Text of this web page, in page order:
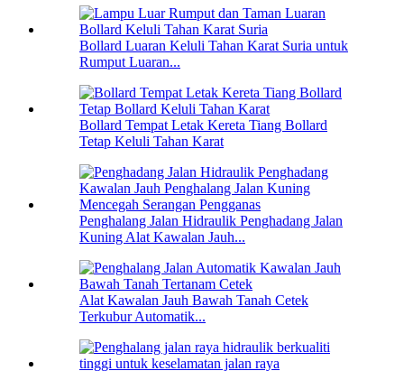
Bollard Luaran Keluli Tahan Karat Suria untuk
Rumput Luaran...
Bollard Tempat Letak Kereta Tiang Bollard
Tetap Keluli Tahan Karat
Penghalang Jalan Hidraulik Penghadang Jalan
Kuning Alat Kawalan Jauh...
Alat Kawalan Jauh Bawah Tanah Cetek
Terkubur Automatik...